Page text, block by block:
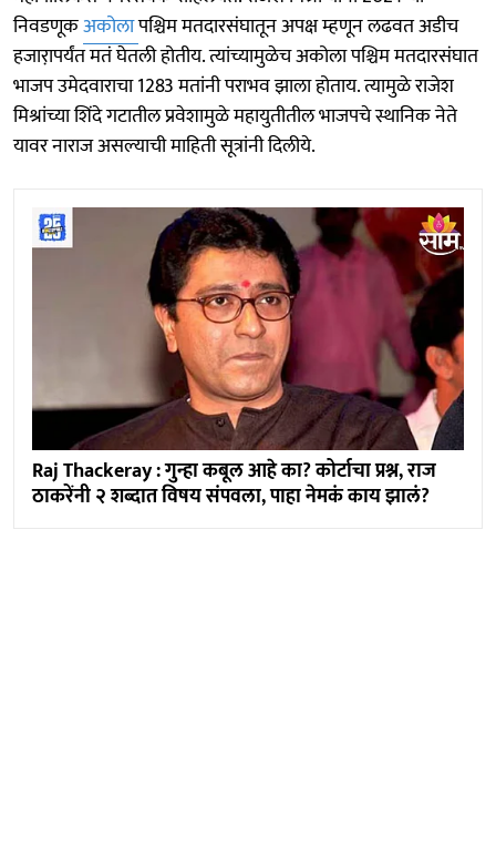
निवडणूकअकोलापश्चिम मतदारसंघातून अपक्ष म्हणून लढवत अडीच
हजारा़पर्यंत मतं घेतली होतीय. त्यांच्यामुळेच अकोला पश्चिम मतदारसंघात
भाजप उमेदवाराचा 1283 मतांनी पराभव झाला होताय. त्यामुळे राजेश
मिश्रांच्या शिंदे गटातील प्रवेशामुळे महायुतीतील भाजपचे स्थानिक नेते
यावर नाराज असल्याची माहिती सूत्रांनी दिलीये.
Raj Thackeray : गुन्हा कबूल आहे का? कोर्टाचा प्रश्न, राज
ठाकरेंनी २ शब्दात विषय संपवला, पाहा नेमकं काय झालं?